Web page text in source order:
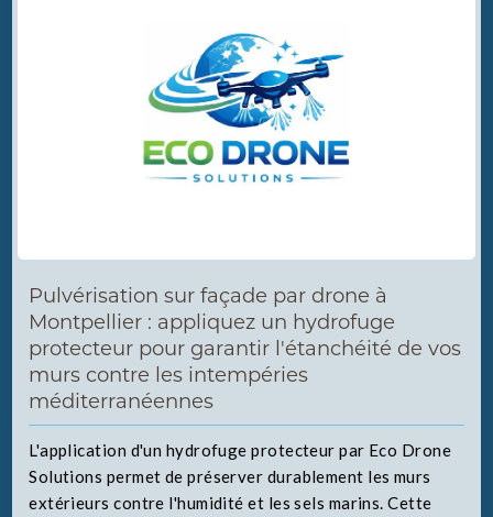
Pulvérisation sur façade par drone à
Montpellier : appliquez un hydrofuge
protecteur pour garantir l'étanchéité de vos
murs contre les intempéries
méditerranéennes
L'application d'un hydrofuge protecteur par Eco Drone
Solutions permet de préserver durablement les murs
extérieurs contre l'humidité et les sels marins. Cette